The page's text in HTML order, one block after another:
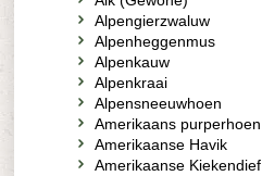
Alpengierzwaluw
Alpenheggenmus
Alpenkauw
Alpenkraai
Alpensneeuwhoen
Amerikaans purperhoen
Amerikaanse Havik
Amerikaanse Kiekendief